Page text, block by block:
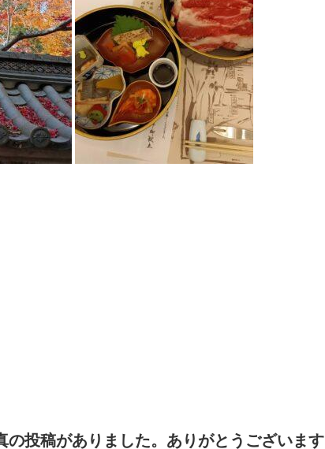
投稿がありました。ありがとうございます